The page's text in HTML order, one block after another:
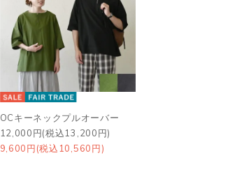
OCキーネックプルオーバー
12,000円(税込13,200円)
9,600円(税込10,560円)